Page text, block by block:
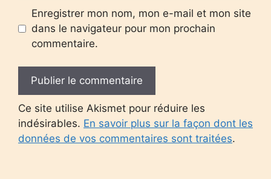
Enregistrer mon nom, mon e-mail et mon site
dans le navigateur pour mon prochain
commentaire.
Ce site utilise Akismet pour réduire les
indésirables. En savoir plus sur la façon dont les
données de vos commentaires sont traitées.